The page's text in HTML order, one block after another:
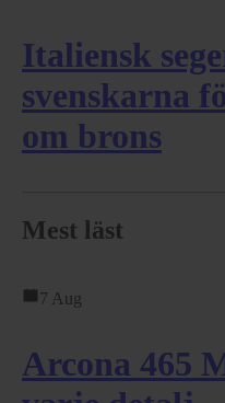
Italiensk
svenskarna
om brons
Mest läst
7 Aug
Arcona 465